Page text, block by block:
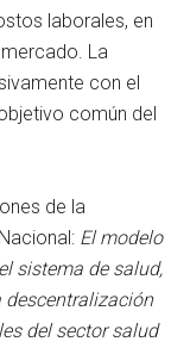
laborales, en
La
con el
común del
de la
El modelo
sistema de salud,
descentralización
del sector salud